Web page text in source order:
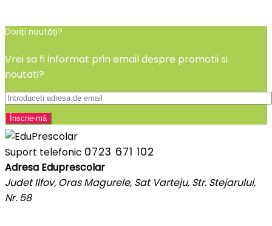
Doriți noutăți?
Vrei sa fi informat prin email despre promotii si
noutati?
Suport telefonic 0723 671 102
Adresa Eduprescolar
Judet Ilfov, Oras Magurele, Sat Varteju, Str. Stejarului,
Nr. 58